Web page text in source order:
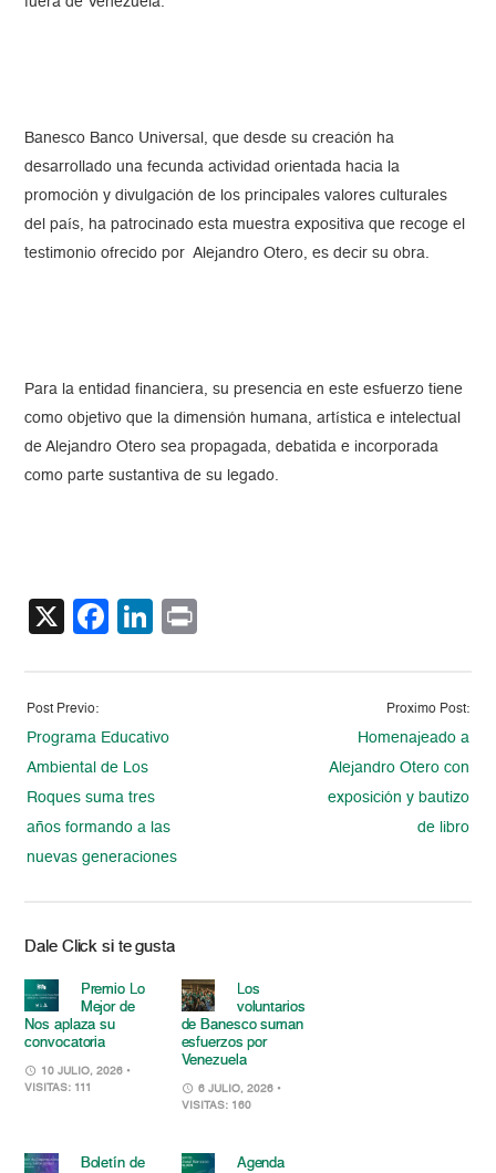
Banesco Banco Universal, que desde su creación ha
desarrollado una fecunda actividad orientada hacia la
promoción y divulgación de los principales valores culturales
del país, ha patrocinado esta muestra expositiva que recoge el
testimonio ofrecido por Alejandro Otero, es decir su obra.
Para la entidad financiera, su presencia en este esfuerzo tiene
como objetivo que la dimensión humana, artística e intelectual
de Alejandro Otero sea propagada, debatida e incorporada
como parte sustantiva de su legado.
X Facebook
LinkedIn
Post Previo:
Programa Educativo
Ambiental de Los
Roques suma tres
años formando a las
nuevas generaciones
Proximo Post:
Homenajeado a
Alejandro Otero con
exposición y bautizo
de libro
Dale Click si te gusta
Premio Lo
Mejor de
Nos aplaza su
convocatoria
10 JULIO, 2026 •
VISITAS: 111
Los
voluntarios
de Banesco suman
esfuerzos por
Venezuela
6 JULIO, 2026 •
VISITAS: 160
Boletín de
Agenda